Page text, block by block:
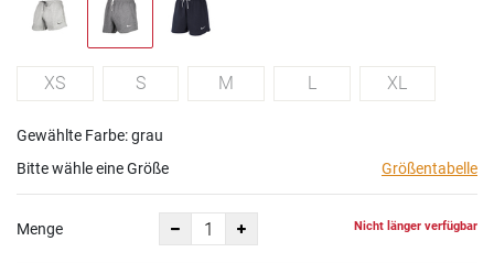
XS S M L XL
Gewählte Farbe: grau
Bitte wähle eine Größe
Größentabelle
Menge Nicht länger verfügbar